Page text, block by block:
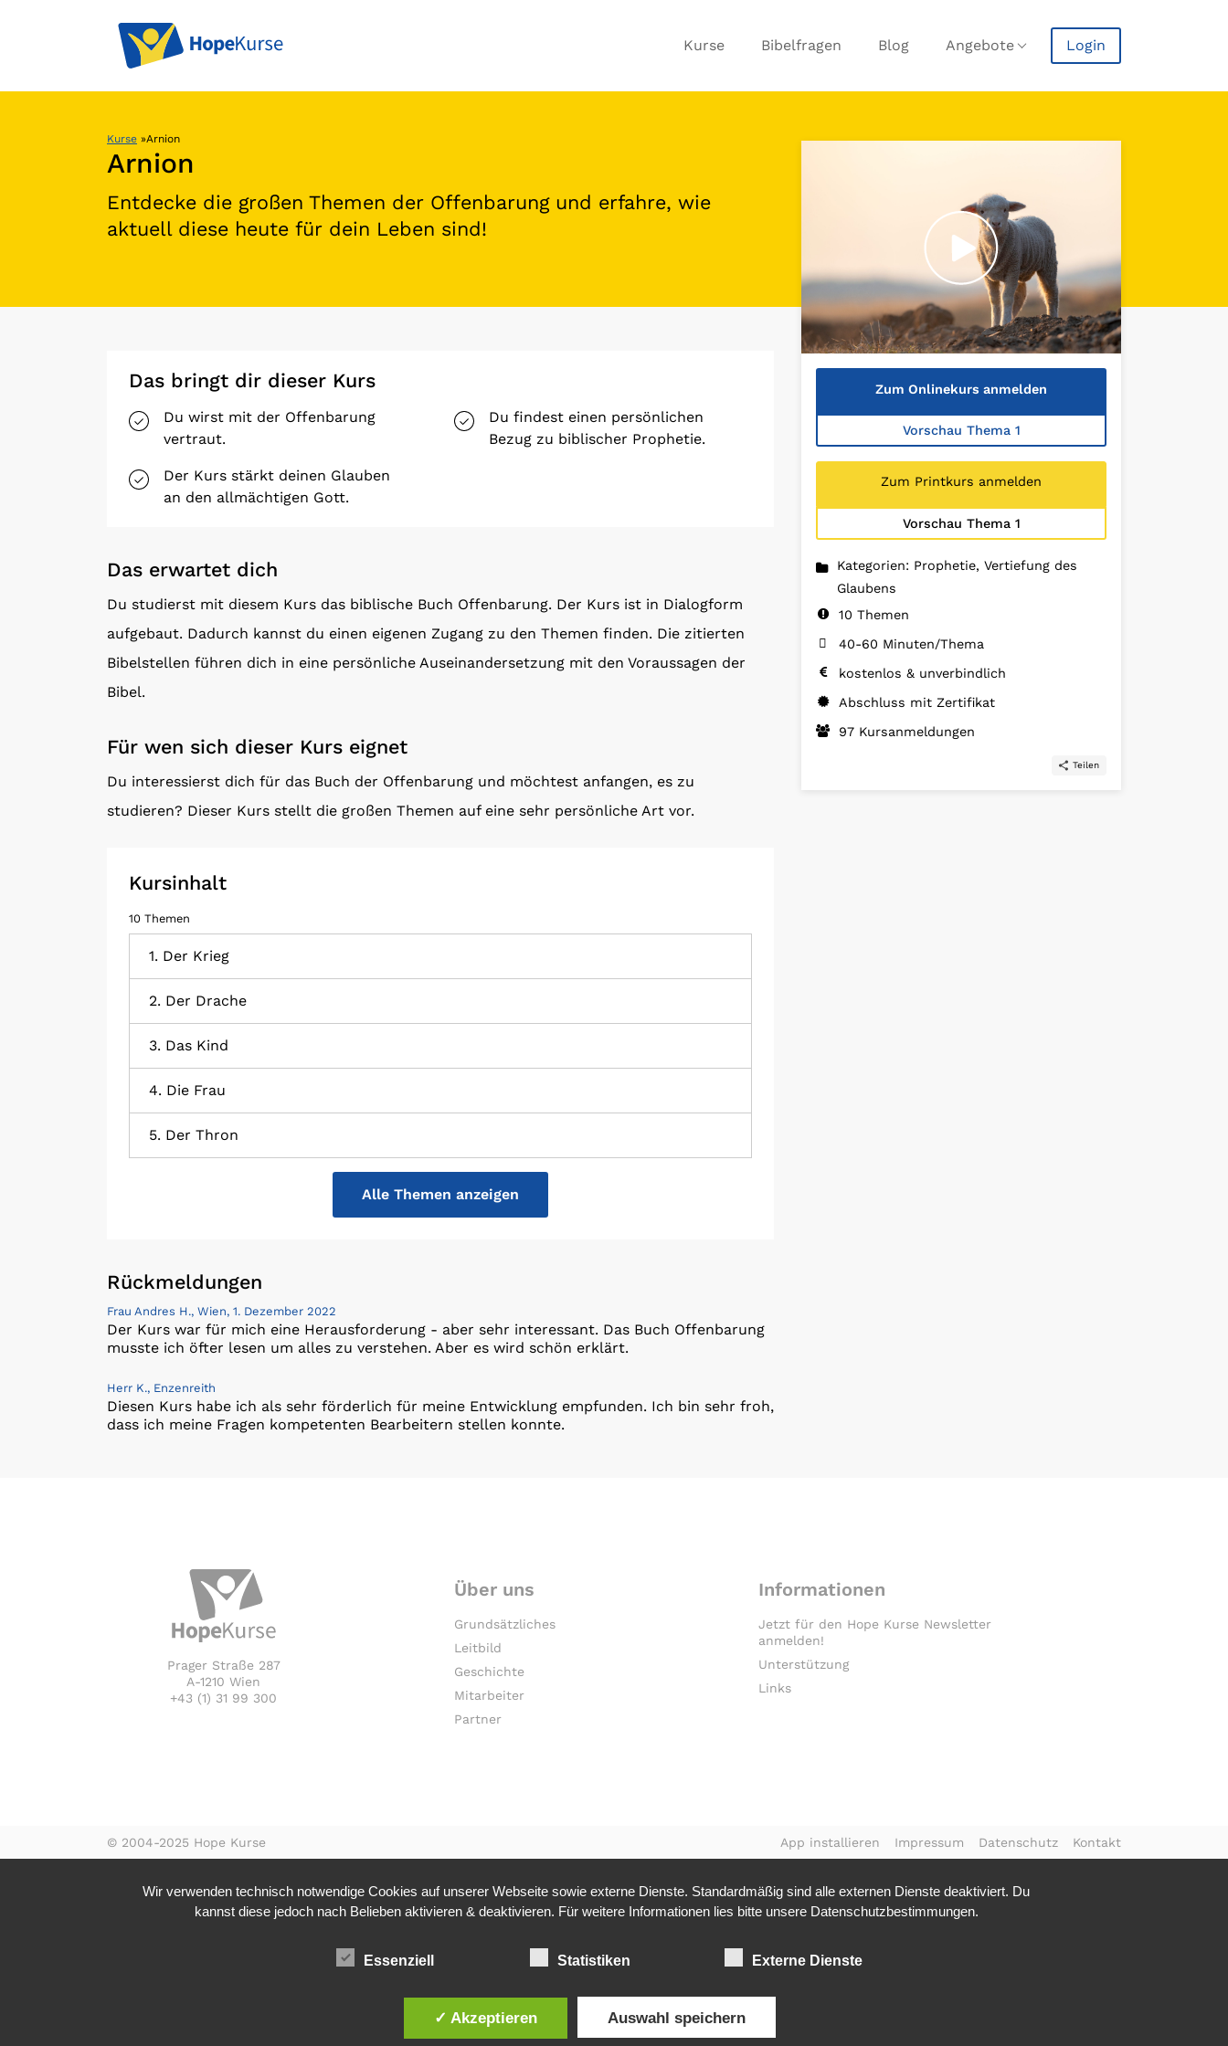
Kurse Bibelfragen Blog Angebote Login
Kurse »Arnion
Arnion
Entdecke die großen Themen der Offenbarung und erfahre, wie
aktuell diese heute für dein Leben sind!
Das bringt dir dieser Kurs
Du wirst mit der Offenbarung
vertraut.
Du findest einen persönlichen
Bezug zu biblischer Prophetie.
Der Kurs stärkt deinen Glauben
an den allmächtigen Gott.
Das erwartet dich
Du studierst mit diesem Kurs das biblische Buch Offenbarung. Der Kurs ist in Dialogform
aufgebaut. Dadurch kannst du einen eigenen Zugang zu den Themen finden. Die zitierten
Bibelstellen führen dich in eine persönliche Auseinandersetzung mit den Voraussagen der
Bibel.
Für wen sich dieser Kurs eignet
Du interessierst dich für das Buch der Offenbarung und möchtest anfangen, es zu
studieren? Dieser Kurs stellt die großen Themen auf eine sehr persönliche Art vor.
Kursinhalt
10 Themen
1. Der Krieg
2. Der Drache
3. Das Kind
4. Die Frau
5. Der Thron
Alle Themen anzeigen
Rückmeldungen
Frau Andres H., Wien, 1. Dezember 2022
Der Kurs war für mich eine Herausforderung - aber sehr interessant. Das Buch Offenbarung
musste ich öfter lesen um alles zu verstehen. Aber es wird schön erklärt.
Herr K., Enzenreith
Diesen Kurs habe ich als sehr förderlich für meine Entwicklung empfunden. Ich bin sehr froh,
dass ich meine Fragen kompetenten Bearbeitern stellen konnte.
Zum Onlinekurs anmelden
Vorschau Thema 1
Zum Printkurs anmelden
Vorschau Thema 1
Kategorien: Prophetie, Vertiefung des
Glaubens
10 Themen
40-60 Minuten/Thema
kostenlos & unverbindlich
Abschluss mit Zertifikat
97 Kursanmeldungen
Teilen
Prager Straße 287
A-1210 Wien
+43 (1) 31 99 300
Über uns
Grundsätzliches
Leitbild
Geschichte
Mitarbeiter
Partner
Informationen
Jetzt für den Hope Kurse Newsletter
anmelden!
Unterstützung
Links
© 2004-2025 Hope Kurse App installieren Impressum Datenschutz Kontakt
Wir verwenden technisch notwendige Cookies auf unserer Webseite sowie externe Dienste. Standardmäßig sind alle externen Dienste deaktiviert. Du
kannst diese jedoch nach Belieben aktivieren & deaktivieren. Für weitere Informationen lies bitte unsere Datenschutzbestimmungen.
Essenziell Statistiken Externe Dienste
✓ Akzeptieren Auswahl speichern